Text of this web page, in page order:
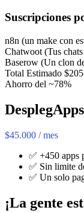
Suscripciones
n8n (un make con
Chatwoot (Tus
Baserow (Un clon
Total Estimado
Ahorro del ~78%
DesplegApps
$45.000 / mes
✅ +450 apps
✅ Sin limite
✅ Un solo
¡La gente